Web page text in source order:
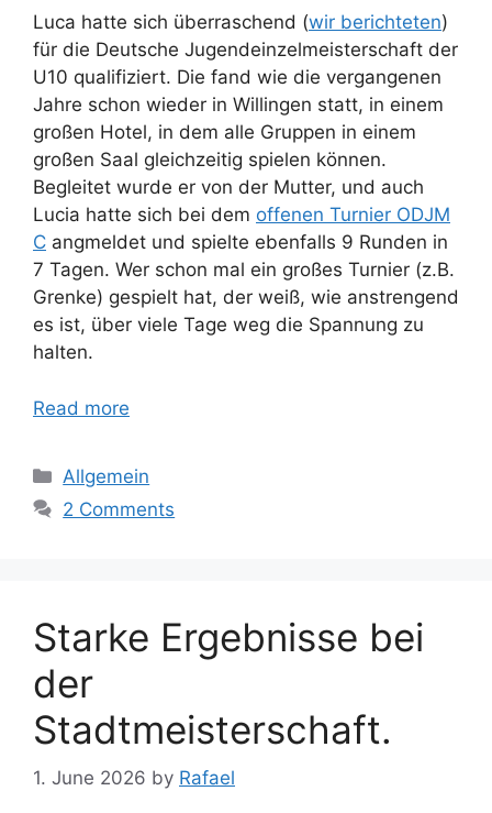
Luca hatte sich überraschend (wir berichteten)
für die Deutsche Jugendeinzelmeisterschaft der
U10 qualifiziert. Die fand wie die vergangenen
Jahre schon wieder in Willingen statt, in einem
großen Hotel, in dem alle Gruppen in einem
großen Saal gleichzeitig spielen können.
Begleitet wurde er von der Mutter, und auch
Lucia hatte sich bei dem offenen Turnier ODJM
C angmeldet und spielte ebenfalls 9 Runden in
7 Tagen. Wer schon mal ein großes Turnier (z.B.
Grenke) gespielt hat, der weiß, wie anstrengend
es ist, über viele Tage weg die Spannung zu
halten.
Read more
Categories
Allgemein
2 Comments
Starke Ergebnisse bei
der
Stadtmeisterschaft.
1. June 2026 by Rafael